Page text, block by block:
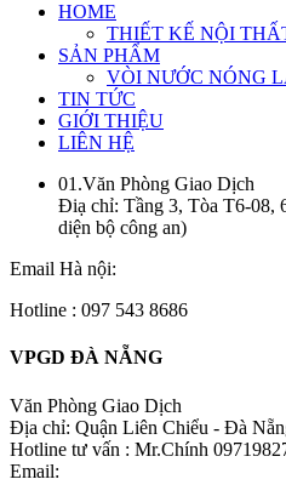
HOME
THIẾT KẾ NỘI
SẢN PHẨM
VÒI NƯỚC NÓNG
TIN TỨC
GIỚI THIỆU
LIÊN HỆ
01.Văn Phòng Giao Dịch
Điạ chỉ: Tầng 3, Tòa T6-08,
diện bộ công an)
Email Hà nội:
Hotline : 097 543 8686
VPGD ĐÀ NẴNG
Văn Phòng Giao Dịch
Địa chỉ: Quận Liên Chiểu - Đà
Hotline tư vấn : Mr.Chính
Email: